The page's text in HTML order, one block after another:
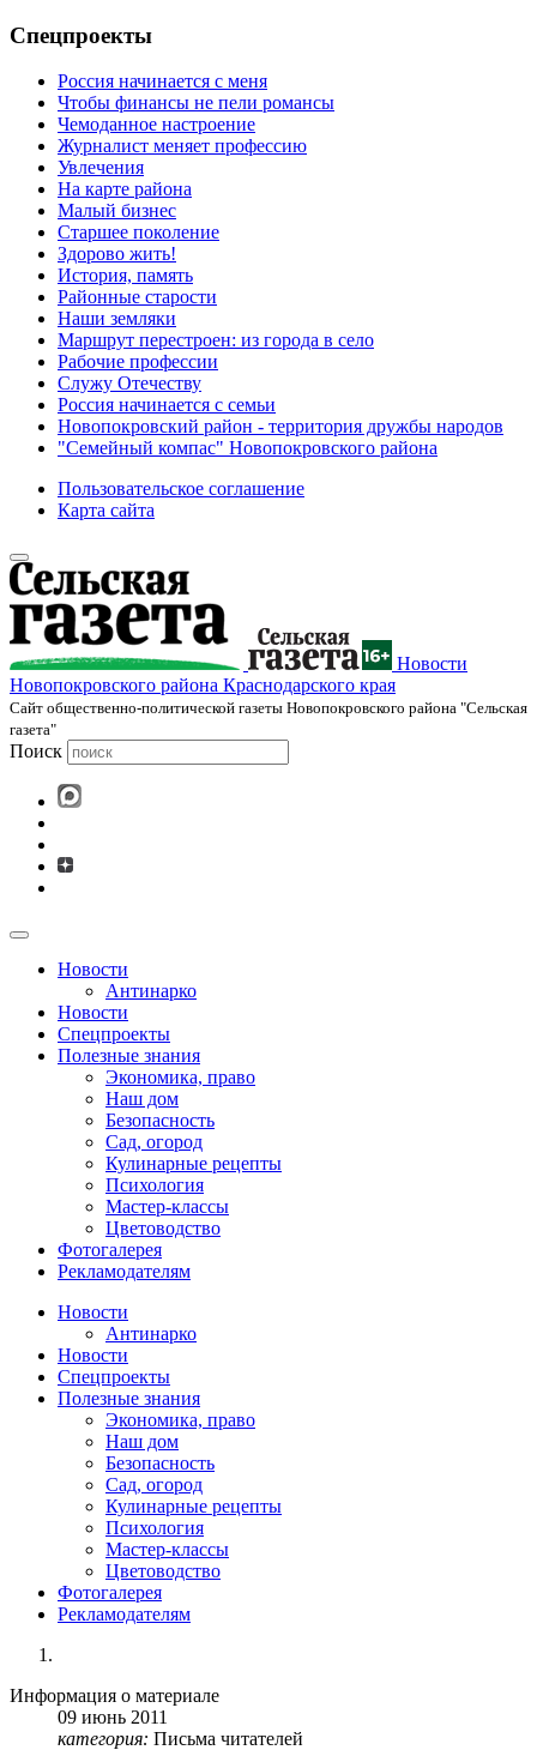
Спецпроекты
Россия начинается с меня
Чтобы финансы не пели романсы
Чемоданное настроение
Журналист меняет профессию
Увлечения
На карте района
Малый бизнес
Старшее поколение
Здорово жить!
История, память
Районные старости
Наши земляки
Маршрут перестроен: из города в село
Рабочие профессии
Служу Отечеству
Россия начинается с семьи
Новопокровский район - территория дружбы народов
"Семейный компас" Новопокровского района
Пользовательское соглашение
Карта сайта
Новости
Новопокровского района Краснодарского края
Cайт общественно-политической газеты Новопокровского района "Сельская
газета"
Поиск
Новости
Антинарко
Новости
Спецпроекты
Полезные знания
Экономика, право
Наш дом
Безопасность
Сад, огород
Кулинарные рецепты
Психология
Мастер-классы
Цветоводство
Фотогалерея
Рекламодателям
Новости
Антинарко
Новости
Спецпроекты
Полезные знания
Экономика, право
Наш дом
Безопасность
Сад, огород
Кулинарные рецепты
Психология
Мастер-классы
Цветоводство
Фотогалерея
Рекламодателям
Информация о материале
09 июнь 2011
категория: Письма читателей